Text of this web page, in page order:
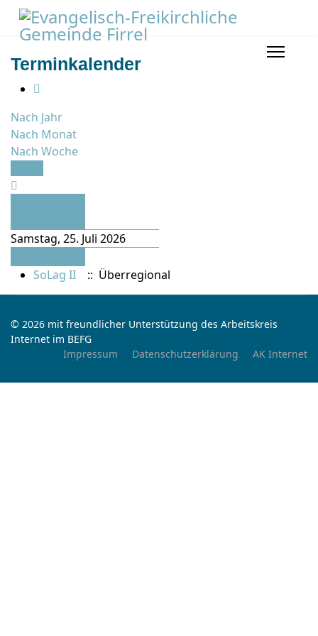
Terminkalender
Nach Jahr
Nach Monat
Nach Woche
Samstag, 25. Juli 2026
SoLag II
:: Überregional
© 2026 mit freundlicher Unterstützung des Arbeitskreis
Internet im BEFG
Impressum
Datenschutzerklärung AK Internet